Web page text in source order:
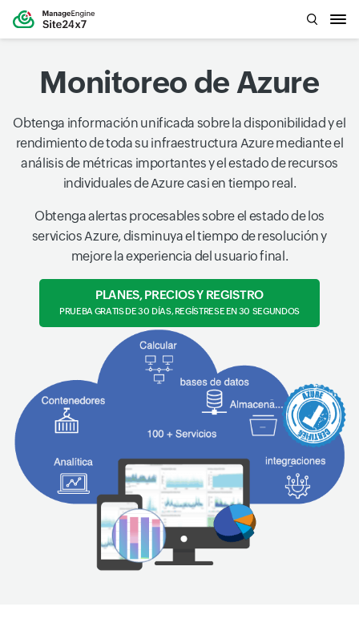
Monitoreo de Azure
Obtenga información unificada sobre la disponibilidad y el
rendimiento de toda su infraestructura Azure mediante el
análisis de métricas importantes y el estado de recursos
individuales de Azure casi en tiempo real.
Obtenga alertas procesables sobre el estado de los
servicios Azure, disminuya el tiempo de resolución y
mejore la experiencia del usuario final.
PLANES, PRECIOS Y REGISTRO
PRUEBA GRATIS DE 30 DÍAS, REGÍSTRESE EN 30 SEGUNDOS